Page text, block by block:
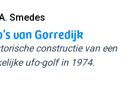
Smedes
van Gorredijk
constructie van een
ufo-golf in 1974.